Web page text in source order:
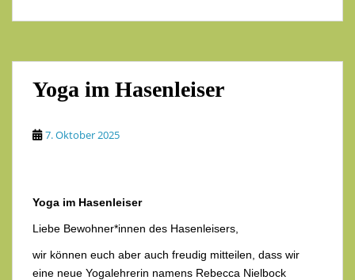
Yoga im Hasenleiser
7. Oktober 2025
Yoga im Hasenleiser
Liebe Bewohner*innen des Hasenleisers,
wir können euch aber auch freudig mitteilen, dass wir
eine neue Yogalehrerin namens Rebecca Nielbock